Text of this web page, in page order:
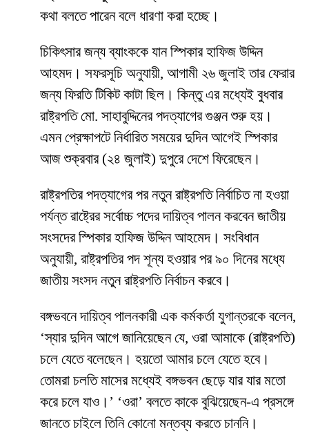
কথা বলতে পারেন বলে ধারণা করা হচ্ছে।
চিকিৎসার জন্য ব্যাংককে যান স্পিকার হাফিজ উদ্দিন
আহমদ। সফরসূচি অনুযায়ী, আগামী ২৬ জুলাই তার ফেরার
জন্য ফিরতি টিকিট কাটা ছিল। কিন্তু এর মধ্যেই বুধবার
রাষ্ট্রপতি মো. সাহাবুদ্দিনের পদত্যাগের গুঞ্জন শুরু হয়।
এমন প্রেক্ষাপটে নির্ধারিত সময়ের দুদিন আগেই স্পিকার
আজ শুক্রবার (২৪ জুলাই) দুপুরে দেশে ফিরেছেন।
রাষ্ট্রপতির পদত্যাগের পর নতুন রাষ্ট্রপতি নির্বাচিত না হওয়া
পর্যন্ত রাষ্ট্রের সর্বোচ্চ পদের দায়িত্ব পালন করবেন জাতীয়
সংসদের স্পিকার হাফিজ উদ্দিন আহমেদ। সংবিধান
অনুযায়ী, রাষ্ট্রপতির পদ শূন্য হওয়ার পর ৯০ দিনের মধ্যে
জাতীয় সংসদ নতুন রাষ্ট্রপতি নির্বাচন করবে।
বঙ্গভবনে দায়িত্ব পালনকারী এক কর্মকর্তা যুগান্তরকে বলেন,
‘স্যার দুদিন আগে জানিয়েছেন যে, ওরা আমাকে (রাষ্ট্রপতি)
চলে যেতে বলেছেন। হয়তো আমার চলে যেতে হবে।
তোমরা চলতি মাসের মধ্যেই বঙ্গভবন ছেড়ে যার যার মতো
করে চলে যাও।’ ‘ওরা’ বলতে কাকে বুঝিয়েছেন-এ প্রসঙ্গে
জানতে চাইলে তিনি কোনো মন্তব্য করতে চাননি।